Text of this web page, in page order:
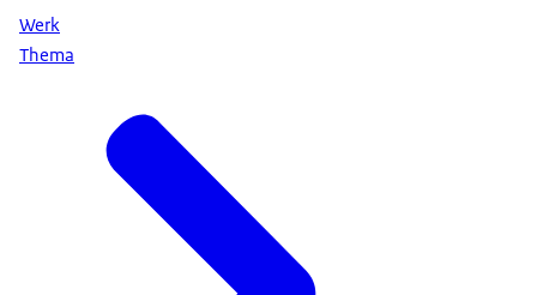
Werk
Thema